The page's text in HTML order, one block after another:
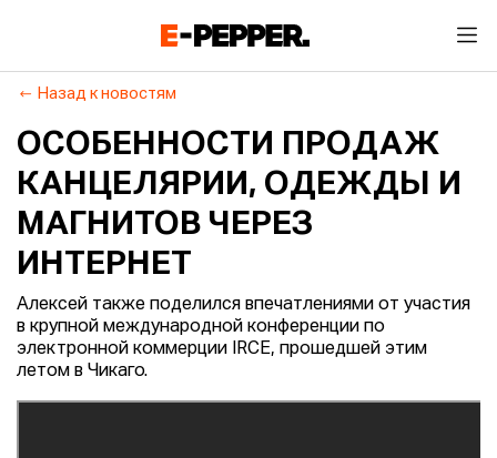
Назад к новостям
ОСОБЕННОСТИ ПРОДАЖ
КАНЦЕЛЯРИИ, ОДЕЖДЫ И
МАГНИТОВ ЧЕРЕЗ
ИНТЕРНЕТ
Алексей также поделился впечатлениями от участия
в крупной международной конференции по
электронной коммерции IRCE, прошедшей этим
летом в Чикаго.